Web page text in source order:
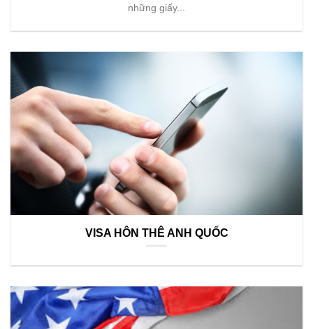
những giấy...
VISA HÔN THÊ ANH QUỐC